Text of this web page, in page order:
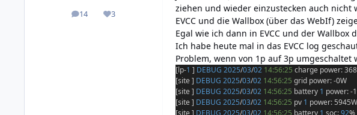
14
posts 3
Reputation
ziehen und wieder einzustecken auch
EVCC und die Wallbox (über das WebIf)
Egal wie ich dann in EVCC und der
Ich habe heute mal in das EVCC log
Problem, wenn von 1p auf 3p umgeschaltet
[lp-1 ] DEBUG 2025/03/02 14:56:25 charge power:
[site ] DEBUG 2025/03/02 14:56:25 grid power: -0W
[site ] DEBUG 2025/03/02 14:56:25 battery 1 power: -
[site ] DEBUG 2025/03/02 14:56:25 pv 1 power: 5945W